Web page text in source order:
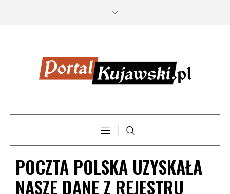
POCZTA POLSKA UZYSKAŁA
NASZE DANE Z REJESTRU